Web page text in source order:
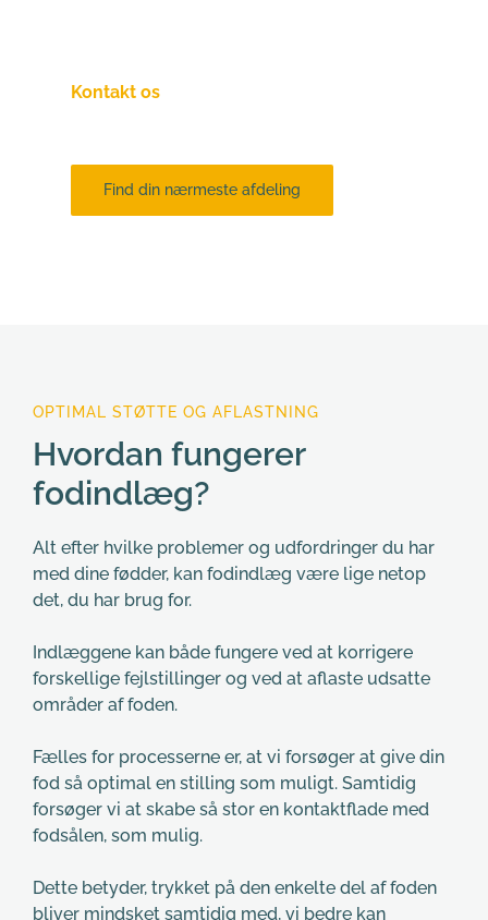
Kontakt os
Find din nærmeste afdeling
OPTIMAL STØTTE OG AFLASTNING
Hvordan fungerer
fodindlæg?
Alt efter hvilke problemer og udfordringer du har
med dine fødder, kan fodindlæg være lige netop
det, du har brug for.
Indlæggene kan både fungere ved at korrigere
forskellige fejlstillinger og ved at aflaste udsatte
områder af foden.
Fælles for processerne er, at vi forsøger at give din
fod så optimal en stilling som muligt. Samtidig
forsøger vi at skabe så stor en kontaktflade med
fodsålen, som mulig.
Dette betyder, trykket på den enkelte del af foden
bliver mindsket samtidig med, vi bedre kan